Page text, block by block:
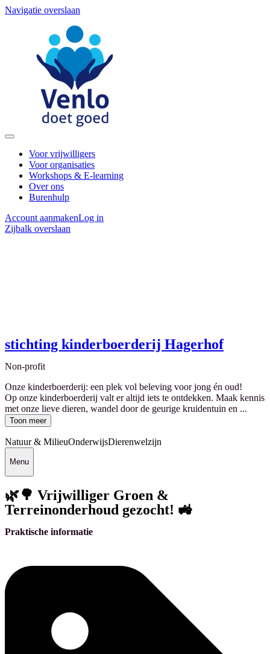
Navigatie overslaan
Voor vrijwilligers
Voor organisaties
Workshops & E-learning
Over ons
Burenhulp
Account aanmakenLog in
Zijbalk overslaan
stichting kinderboerderij Hagerhof
Non-profit
Onze kinderboerderij: een plek vol beleving voor jong én oud!
Op onze kinderboerderij valt er altijd iets te ontdekken. Maak kennis
met onze lieve dieren, wandel door de geurige kruidentuin en ...
Toon meer
Natuur & MilieuOnderwijsDierenwelzijn
Menu
🌿🌳 Vrijwilliger Groen &
Terreinonderhoud gezocht! 🚜
Praktische informatie